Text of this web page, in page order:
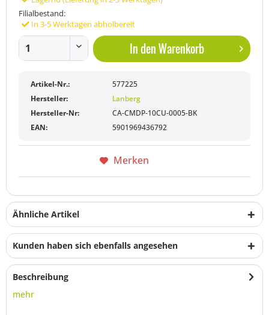
Filialbestand:
In 3-5 Werktagen abholbereit
In denWarenkorb
Artikel-Nr.:
577225
Hersteller:
Lanberg
Hersteller-Nr:
CA-CMDP-10CU-0005-BK
EAN:
5901969436792
Merken
Ähnliche Artikel
Kunden haben sich ebenfalls angesehen
Beschreibung
mehr